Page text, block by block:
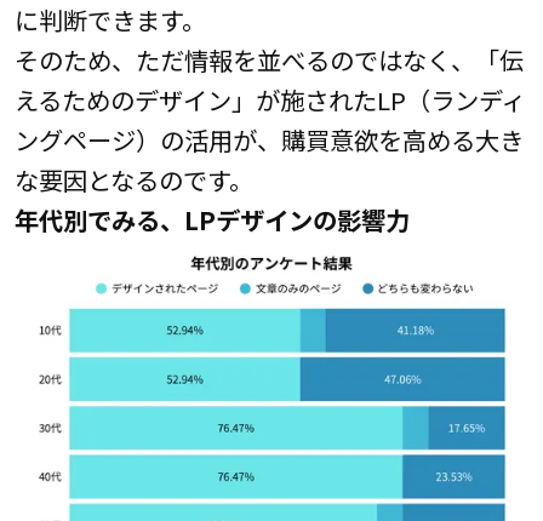
に判断できます。
そのため、ただ情報を並べるのではなく、「伝
えるためのデザイン」が施されたLP（ランディ
ングページ）の活用が、購買意欲を高める大き
な要因となるのです。
年代別でみる、LPデザインの影響力